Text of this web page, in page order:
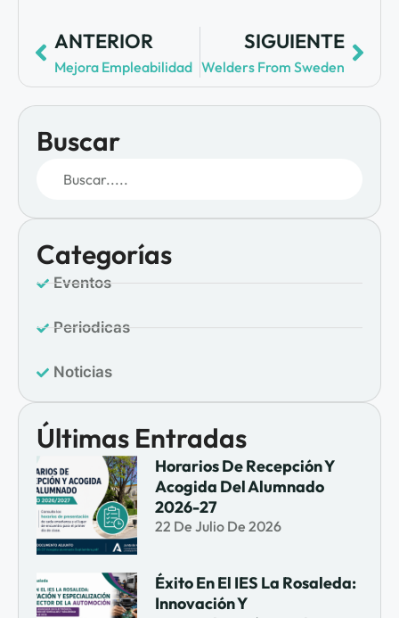
ANTERIOR
Mejora Empleabilidad
SIGUIENTE
Welders From Sweden
Buscar
Categorías
Eventos
Periodicas
Noticias
Últimas Entradas
Horarios De Recepción Y
Acogida Del Alumnado
2026-27
22 De Julio De 2026
Éxito En El IES La Rosaleda:
Innovación Y